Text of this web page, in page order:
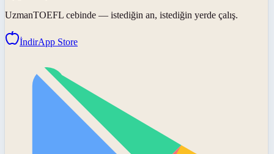
UzmanTOEFL cebinde — istediğin an, istediğin yerde çalış.
İndirApp Store